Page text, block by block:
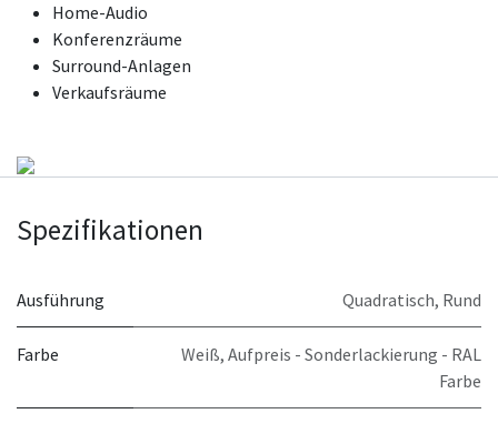
Home-Audio
Konferenzräume
Surround-Anlagen
Verkaufsräume
Spezifikationen
Ausführung Quadratisch, Rund
Farbe Weiß, Aufpreis - Sonderlackierung - RAL
Farbe